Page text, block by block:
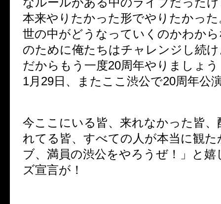
本来やりたかった形でやりたかっ
世の中がどうなっていくのかわか
のために俺たちはチャレンジし続
だからもう一度20周年やりましょ
1月 29日、またここ渋公で20周年公
今ここにいる皆、来れなかった皆、
れてる皆、すべての人が本当に観
ブ、満員の渋公をやろうぜ！」と
ズ宣言が！